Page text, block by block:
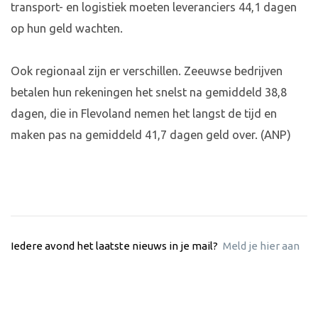
transport- en logistiek moeten leveranciers 44,1 dagen
op hun geld wachten.
Ook regionaal zijn er verschillen. Zeeuwse bedrijven
betalen hun rekeningen het snelst na gemiddeld 38,8
dagen, die in Flevoland nemen het langst de tijd en
maken pas na gemiddeld 41,7 dagen geld over. (ANP)
Iedere avond het laatste nieuws in je mail? Meld je hier aan